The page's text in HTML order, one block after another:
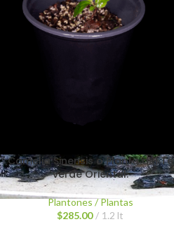
Camelia Sinensis o Planta del Té
verde Oriental.
Plantones / Plantas
$285.00 1.2 lt